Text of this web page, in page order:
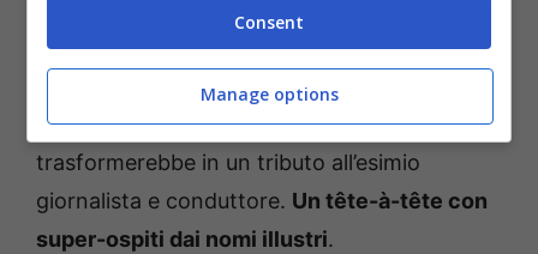
weekend e sbarca in prima seratacon uno
speciale che potrebbe ricordare
Maurizio Costanzo – seppur implicitamente, si
trasformerebbe in un tributo all’esimio
giornalista e conduttore. Un tête-à-tête con
super-ospiti dai nomi illustri.
Consent
Manage options